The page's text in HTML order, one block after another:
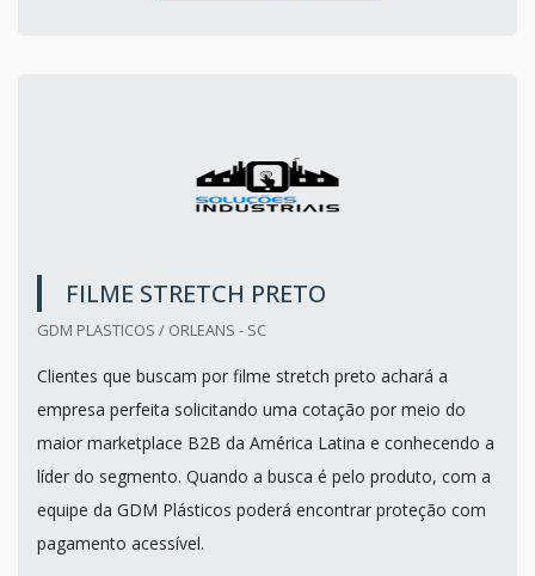
FILME STRETCH PRETO
GDM PLASTICOS / ORLEANS - SC
Clientes que buscam por filme stretch preto achará a
empresa perfeita solicitando uma cotação por meio do
maior marketplace B2B da América Latina e conhecendo a
líder do segmento. Quando a busca é pelo produto, com a
equipe da GDM Plásticos poderá encontrar proteção com
pagamento acessível.